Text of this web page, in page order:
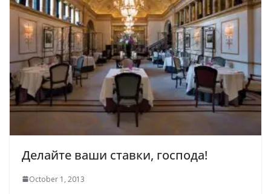
Делайте ваши ставки, господа!
October 1, 2013